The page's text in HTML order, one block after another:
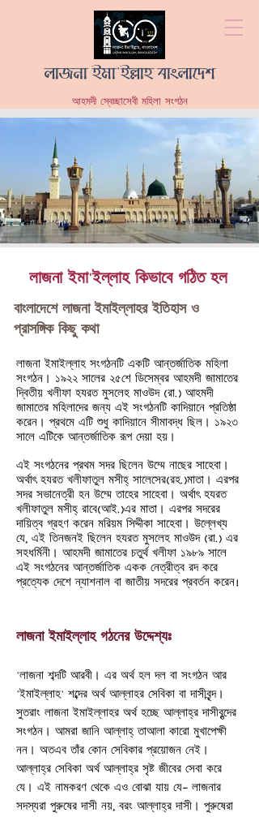
লাজনা ইমা'ইল্লাহ বাংলাদেশ
আহমদী স্বেচ্ছাসেবী মহিলা সংগঠন
লাজনা ইমা'ইল্লাহ কিভাবে গঠিত হল
বাংলাদেশে লাজনা ইমাইল্লাহর ইতিহাস ও
প্রাসঙ্গিক কিছু কথা
লাজনা ইমাইল্লাহ সংগঠনটি একটি আন্তর্জাতিক মহিলা
সংগঠন। ১৯২২ সালের ২৫শে ডিসেম্বর আহমদী জামাতের
দ্বিতীয় খলীফা হযরত মুসলেহ মাওউদ (রা.) আহমদী
জামাতের মহিলাদের জন্য এই সংগঠনটি কাদিয়ানে প্রতিষ্ঠা
করেন। প্রথমে এটি শুধু কাদিয়ানে সীমাবদ্ধ ছিল। ১৯২৩
সালে এটিকে আন্তর্জাতিক রূপ দেয়া হয়।
এই সংগঠনের প্রথম সদর ছিলেন উম্মে নাছের সাহেবা।
অর্থাৎ হযরত খলীফাতুল মসীহ্‌ সালেসের(রহ.)মাতা। এরপর
সদর সভানেত্রী হন উম্মে তাহের সাহেবা। অর্থাৎ হযরত
খলীফাতুল মসীহ্‌ রাবে(আই.)এর মাতা। এরপর সদরের
দায়িত্ব গ্রহণ করেন মরিয়ম সিদ্দীকা সাহেবা। উল্লেখ্য
যে, এই তিনজনই ছিলেন হযরত মুসলেহ মাওউদ (রা.) এর
সহধর্মিনী। আহমদী জামাতের চতুর্থ খলীফা ১৯৮৯ সালে
এই সংগঠনের আন্তর্জাতিক একক নেত্রীত্ব রদ করে
প্রত্যেক দেশে ন্যাশনাল বা জাতীয় সদরের প্রবর্তন করেন!
লাজনা ইমাইল্লাহ গঠনের উদ্দেশ্যঃ
'লাজনা শব্দটি আরবী। এর অর্থ হল দল বা সংগঠন আর
'ইমাইল্লাহ' শব্দের অর্থ আল্লাহর সেবিকা বা দাসীবৃন্দ।
সুতরাং লাজনা ইমাইল্লাহর অর্থ হচ্ছে আল্লাহ্‌র দাসীবৃন্দের
সংগঠন। আমরা জানি আল্লাহ্‌ তাআলা কারো মুখাপেক্ষী
নন। অতএব তাঁর কোন সেবিকার প্রয়োজন নেই।
আল্লাহ্‌র সেবিকা অর্থ আল্লাহ্‌র সৃষ্ট জীবের সেবা করে
যে। এই নামকরণ থেকে এও বোঝা যায় যে- লাজনার
সদস্যরা পুরুষের দাসী নয়, বরং আল্লাহ্‌র দাসী। পুরুষেরা